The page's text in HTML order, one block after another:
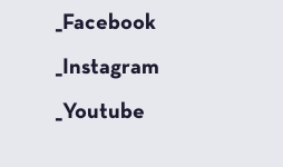
_Facebook
_Instagram
_Youtube